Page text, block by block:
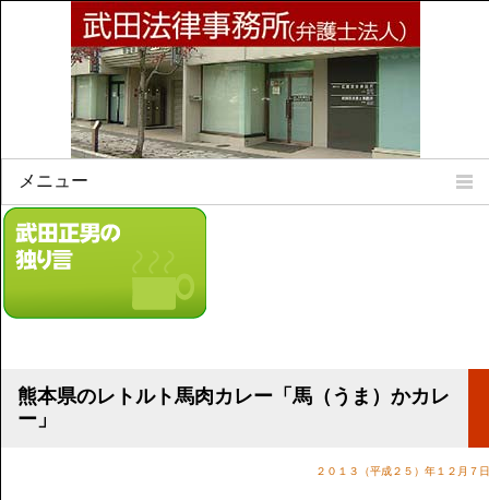
メニュー
Home
所属弁護士
法律相談案内
リンク集
熊本県のレトルト馬肉カレー「馬（うま）かカレ
ー」
２０１３（平成２５）年１２月７日